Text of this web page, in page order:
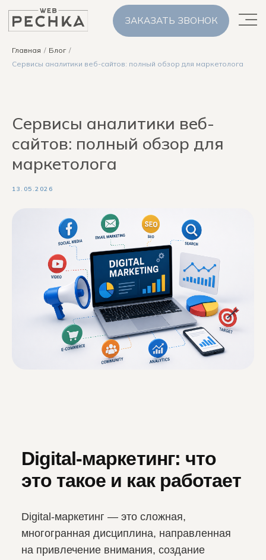
ЗАКАЗАТЬ ЗВОНОК
Главная / Блог /
Сервисы аналитики веб-сайтов: полный обзор для маркетолога
Сервисы аналитики веб-
сайтов: полный обзор для
маркетолога
13.05.2026
Digital-маркетинг: что
это такое и как работает
Digital-маркетинг — это сложная,
многогранная дисциплина, направленная
на привлечение внимания, создание